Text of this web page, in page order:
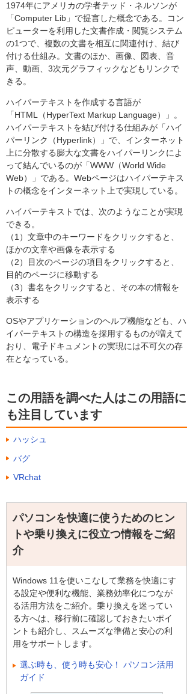
1974年にアメリカの学者テッド・ネルソンが
「Computer Lib」で提言した概念である。コン
ピューターを利用した文書作成・閲覧システム
の1つで、複数の文書を相互に関連付け、結び
付ける仕組み。文書のほか、画像、図表、音
声、動画、3次元グラフィックなどもリンクで
きる。
ハイパーテキストを作成する言語が
「HTML（HyperText Markup Language）」。
ハイパーテキストを結び付ける仕組みが「ハイ
パーリンク（Hyperlink）」で、インターネット
上に分散する膨大な文書をハイパーリンクによ
って結んでいるのが「WWW（World Wide
Web）」である。Webページはハイパーテキス
トの概念をインターネット上で実現している。
ハイパーテキストでは、次のようなことが実現
できる。
（1）文章中のキーワードをクリックすると、
ほかの文章や画像を表示する
（2）目次のページの項目をクリックすると、
目的のページに移動する
（3）書名をクリックすると、その本の情報を
表示する
OSやアプリケーションのヘルプ機能なども、ハ
イパーテキストの構造を採用するものが増えて
おり、電子ドキュメントの実現には不可欠の存
在となっている。
この用語を調べた人はこの用語に
も注目しています
ハッシュ
バグ
VRchat
パソコンを快適に使うためのヒン
トや乗り換えに役立つ情報をご紹
介
Windows 11を使いこなして業務を快適にす
る設定や便利な機能、業務効率化につなが
る活用方法をご紹介。乗り換えを迷ってい
る方へは、移行前に確認しておきたいポイ
ントも紹介し、スムーズな準備と安心の利
用をサポートします。
選ぶ時も、使う時も安心！ パソコン活用
ガイド